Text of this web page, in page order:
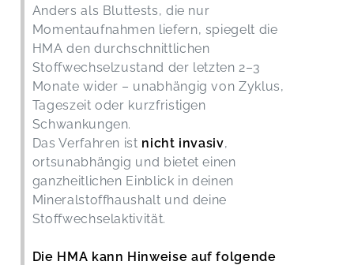
Anders als Bluttests, die nur
Momentaufnahmen liefern, spiegelt die
HMA den durchschnittlichen
Stoffwechselzustand der letzten 2–3
Monate wider – unabhängig von Zyklus,
Tageszeit oder kurzfristigen
Schwankungen.
Das Verfahren ist nicht invasiv,
ortsunabhängig und bietet einen
ganzheitlichen Einblick in deinen
Mineralstoffhaushalt und deine
Stoffwechselaktivität.
Die HMA kann Hinweise auf folgende